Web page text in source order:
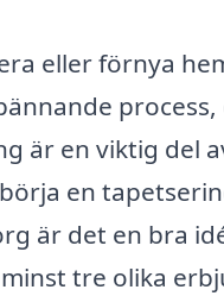
eller förnya
process,
är en viktig del
en
är det en bra
tre olika